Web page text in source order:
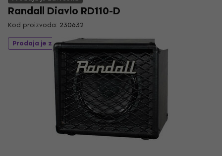
Randall Diavlo RD110-D
Kod proizvoda: 230632
Prodaja je završena